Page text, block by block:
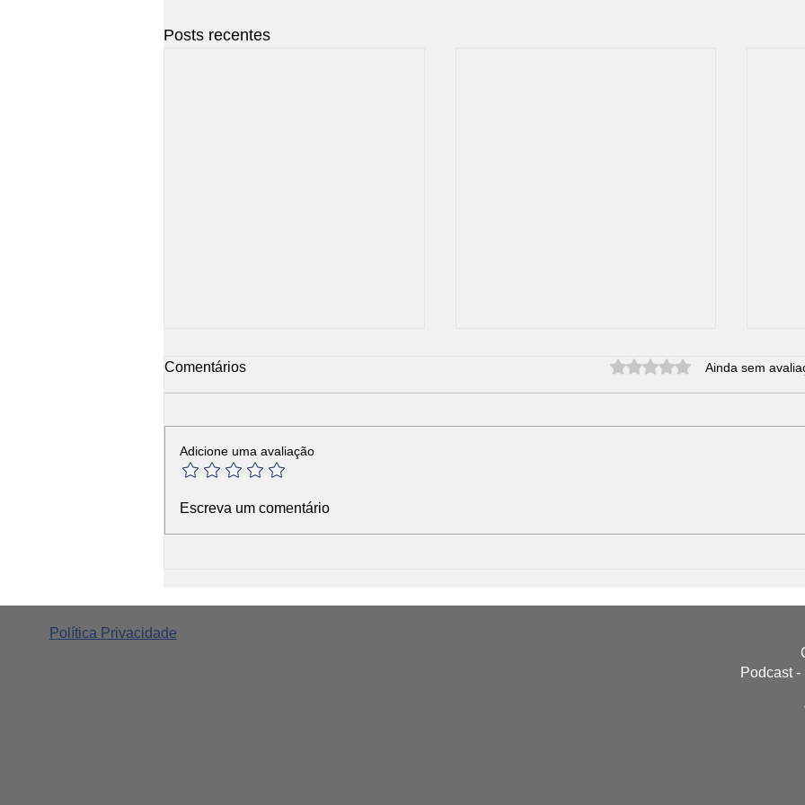
Posts recentes
Os Desafios do P&D de
Comentários Avaliado com 0 de 5
Ainda sem
Adicione uma avaliação
Escreva um comentário
Política Privacidade
Podcast